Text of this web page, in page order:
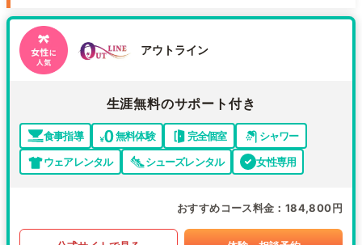
アウトライン
生涯無料のサポート付き
食事指導 無料体験 完全個室
シャワー
ウェアレンタル
シューズレンタル 女性専用
おすすめコース料金 184,800円